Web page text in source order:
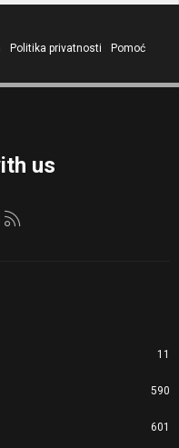
Politika privatnosti
Pomoć
us
nas
11
590
601